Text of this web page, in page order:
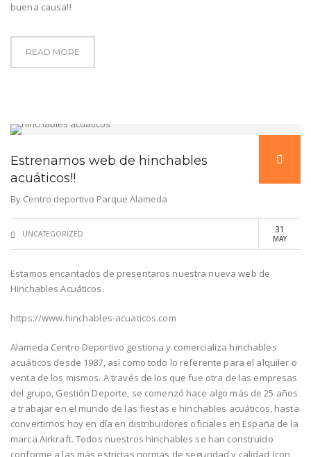
buena causa!!
READ MORE
Estrenamos web de hinchables
acuáticos!!
By Centro deportivo Parque Alameda
UNCATEGORIZED 31
MAY
Estamos encantados de presentaros nuestra nueva web de
Hinchables Acuáticos.
https://www.hinchables-acuaticos.com
Alameda Centro Deportivo gestiona y comercializa hinchables
acuáticos desde 1987, así como todo lo referente para el alquiler o
venta de los mismos. A través de los que fue otra de las empresas
del grupo, Gestión Deporte, se comenzó hace algo más de 25 años
a trabajar en el mundo de las fiestas e hinchables acuáticos, hasta
convertirnos hoy en día en distribuidores oficiales en España de la
marca Airkraft. Todos nuestros hinchables se han construido
conforme a las más estrictas normas de seguridad y calidad (con